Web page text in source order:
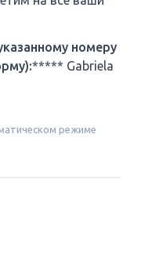
номеру
***** Gabriela
режиме